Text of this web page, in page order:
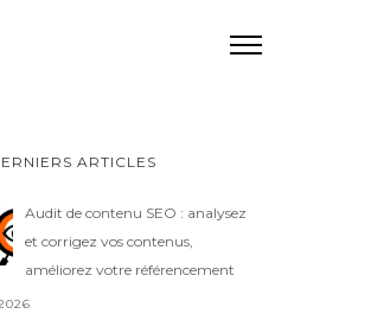
ARTICLES
Audit de contenu SEO : analysez
et corrigez vos contenus,
améliorez votre référencement